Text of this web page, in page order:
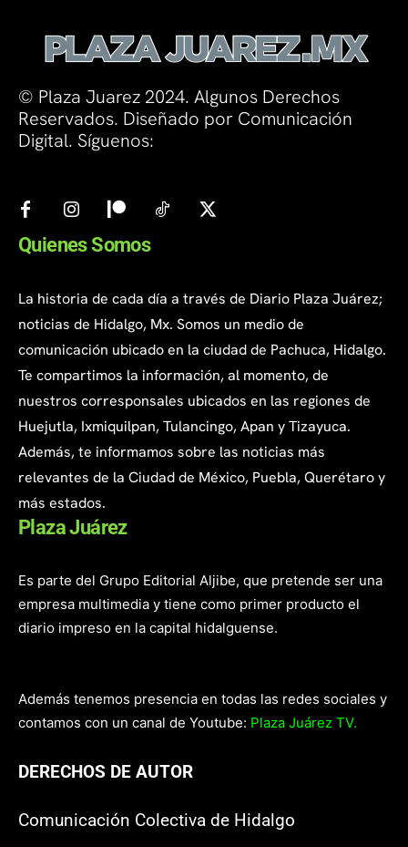
© Plaza Juarez 2024. Algunos Derechos
Reservados. Diseñado por Comunicación
Digital. Síguenos:
Quienes Somos
La historia de cada día a través de Diario Plaza Juárez;
noticias de Hidalgo, Mx. Somos un medio de
comunicación ubicado en la ciudad de Pachuca, Hidalgo.
Te compartimos la información, al momento, de
nuestros corresponsales ubicados en las regiones de
Huejutla, Ixmiquilpan, Tulancingo, Apan y Tizayuca.
Además, te informamos sobre las noticias más
relevantes de la Ciudad de México, Puebla, Querétaro y
más estados.
Plaza Juárez
Es parte del Grupo Editorial Aljibe, que pretende ser una
empresa multimedia y tiene como primer producto el
diario impreso en la capital hidalguense.
Además tenemos presencia en todas las redes sociales y
contamos con un canal de Youtube: Plaza Juárez TV.
DERECHOS DE AUTOR
Comunicación Colectiva de Hidalgo